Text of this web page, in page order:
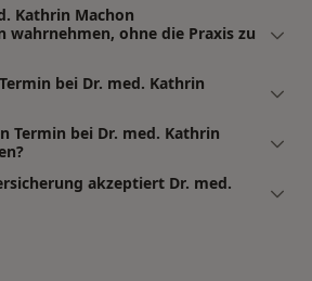
Kathrin Machon
wahrnehmen, ohne die Praxis zu
bei Dr. med. Kathrin
Termin bei Dr. med. Kathrin
akzeptiert Dr. med.